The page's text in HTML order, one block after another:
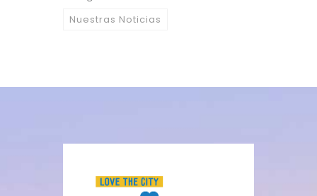
Nuestras Noticias